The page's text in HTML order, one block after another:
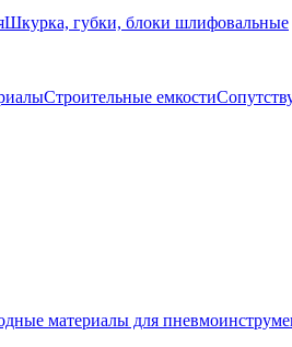
Шкурка, губки, блоки шлифовальные
Строительные емкости
материалы для